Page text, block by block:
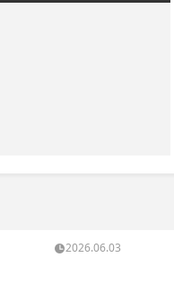
2026.06.03